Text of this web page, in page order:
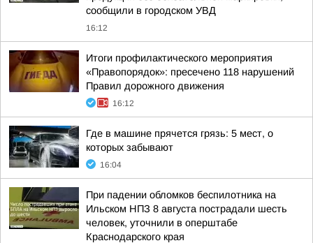
сообщили в городском УВД
16:12
Итоги профилактического мероприятия
«Правопорядок»: пресечено 118 нарушений
Правил дорожного движения
16:12
Где в машине прячется грязь: 5 мест, о
которых забывают
16:04
При падении обломков беспилотника на
Ильском НПЗ 8 августа пострадали шесть
человек, уточнили в оперштабе
Краснодарского края